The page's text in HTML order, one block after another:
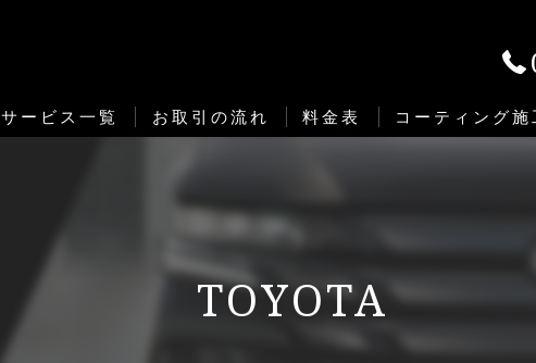
サービス一覧
System X 『システムエックス』 セラミックコーティング
FEYNLAB （ファインラボ）
お取引の流れ 料金表 コーティング
TOYOTA